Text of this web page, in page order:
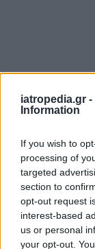
iatropedia.gr -
Information
If you wish to
processing of
targeted
section to
opt-out request
interest-based
us or personal
your opt-out.
ΡΟΗ
ΥΓΕΙΑ 07
Eurostat:
Τι δείχνουν τα